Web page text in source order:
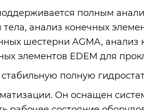
полным
анализ конечных
шестерни AGMA, анализ
элементов EDEM для
полную
Он оснащен